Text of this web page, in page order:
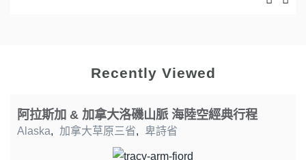
Recently Viewed
阿拉斯加 & 加拿大洛磯山脈 海陸空經典行程
Alaska, 加拿大草原三省, 卑詩省